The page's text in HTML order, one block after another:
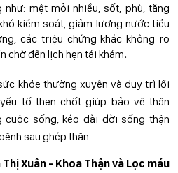
mệt mỏi nhiều, sốt, phù, tăng
kiểm soát, giảm lượng nước tiểu
các triệu chứng khác không rõ
chờ đến lịch hẹn tái khám.
khỏe thường xuyên và duy trì lối
tố then chốt giúp bảo vệ thận
cuộc sống, kéo dài đời sống thận
sau ghép thận.
Xuân - Khoa Thận và Lọc máu